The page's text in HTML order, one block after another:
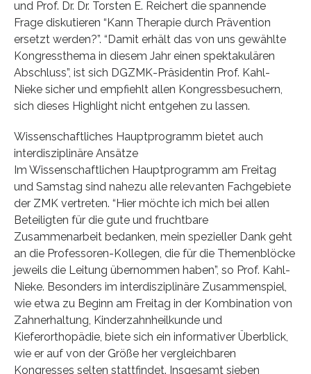
und Prof. Dr. Dr. Torsten E. Reichert die spannende
Frage diskutieren “Kann Therapie durch Prävention
ersetzt werden?”. “Damit erhält das von uns gewählte
Kongressthema in diesem Jahr einen spektakulären
Abschluss”, ist sich DGZMK-Präsidentin Prof. Kahl-
Nieke sicher und empfiehlt allen Kongressbesuchern,
sich dieses Highlight nicht entgehen zu lassen.
Wissenschaftliches Hauptprogramm bietet auch
interdisziplinäre Ansätze
Im Wissenschaftlichen Hauptprogramm am Freitag
und Samstag sind nahezu alle relevanten Fachgebiete
der ZMK vertreten. “Hier möchte ich mich bei allen
Beteiligten für die gute und fruchtbare
Zusammenarbeit bedanken, mein spezieller Dank geht
an die Professoren-Kollegen, die für die Themenblöcke
jeweils die Leitung übernommen haben”, so Prof. Kahl-
Nieke. Besonders im interdisziplinäre Zusammenspiel,
wie etwa zu Beginn am Freitag in der Kombination von
Zahnerhaltung, Kinderzahnheilkunde und
Kieferorthopädie, biete sich ein informativer Überblick,
wie er auf von der Größe her vergleichbaren
Kongresses selten stattfindet. Insgesamt sieben